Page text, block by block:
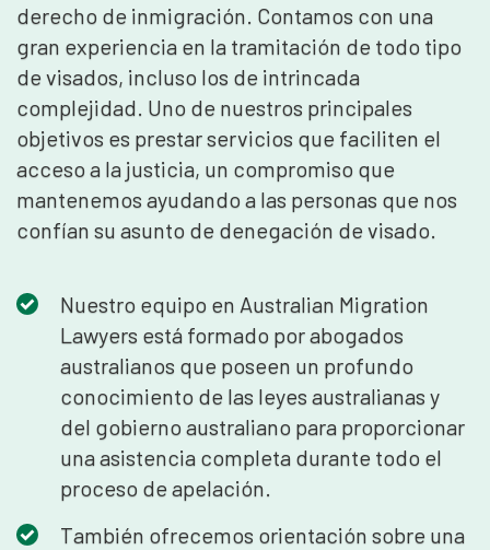
derecho de inmigración. Contamos con una
gran experiencia en la tramitación de todo tipo
de visados, incluso los de intrincada
complejidad. Uno de nuestros principales
objetivos es prestar servicios que faciliten el
acceso a la justicia, un compromiso que
mantenemos ayudando a las personas que nos
confían su asunto de denegación de visado.
Nuestro equipo en Australian Migration
Lawyers está formado por abogados
australianos que poseen un profundo
conocimiento de las leyes australianas y
del gobierno australiano para proporcionar
una asistencia completa durante todo el
proceso de apelación.
También ofrecemos orientación sobre una